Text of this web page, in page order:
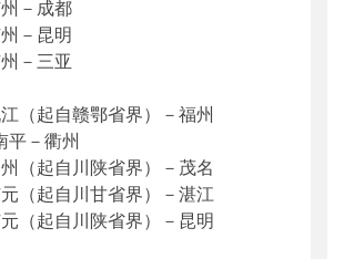
－成都
－昆明
－三亚
起自赣鄂省界）－福州
－衢州
起自川陕省界）－茂名
起自川甘省界）－湛江
起自川陕省界）－昆明